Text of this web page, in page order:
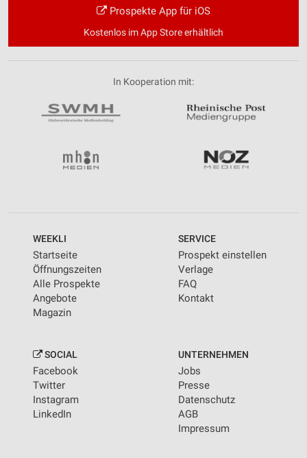
Prospekte App für iOS
Kostenlos im App Store erhältlich
In Kooperation mit:
WEEKLI
Startseite
Öffnungszeiten
Alle Prospekte
Angebote
Magazin
SERVICE
Prospekt einstellen
Verlage
FAQ
Kontakt
SOCIAL
Facebook
Twitter
Instagram
LinkedIn
UNTERNEHMEN
Jobs
Presse
Datenschutz
AGB
Impressum